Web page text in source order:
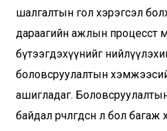
шалгалтын гол хэрэгсэл
дараагийн ажлын процесст
бүтээгдэхүүнийг
боловсруулалтын
ашигладаг. Боловсруулалтын
байдал өөрчлөгдсөн л бол